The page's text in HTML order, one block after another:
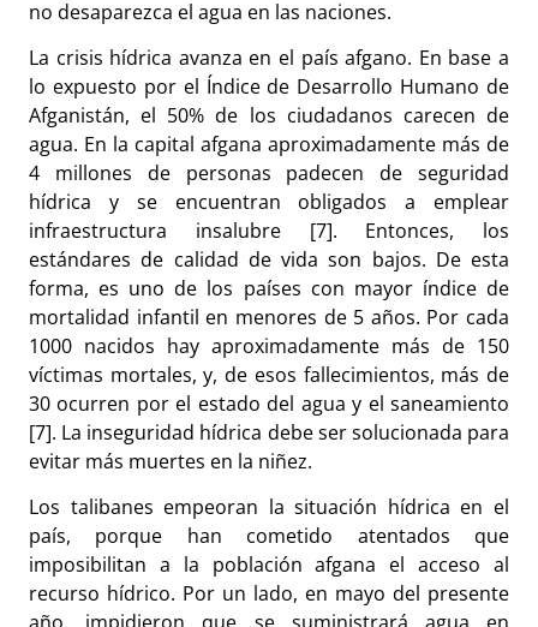
no desaparezca el agua en las naciones.
La crisis hídrica avanza en el país afgano. En base a
lo expuesto por el Índice de Desarrollo Humano de
Afganistán, el 50% de los ciudadanos carecen de
agua. En la capital afgana aproximadamente más de
4 millones de personas padecen de seguridad
hídrica y se encuentran obligados a emplear
infraestructura insalubre [7]. Entonces, los
estándares de calidad de vida son bajos. De esta
forma, es uno de los países con mayor índice de
mortalidad infantil en menores de 5 años. Por cada
1000 nacidos hay aproximadamente más de 150
víctimas mortales, y, de esos fallecimientos, más de
30 ocurren por el estado del agua y el saneamiento
[7]. La inseguridad hídrica debe ser solucionada para
evitar más muertes en la niñez.
Los talibanes empeoran la situación hídrica en el
país, porque han cometido atentados que
imposibilitan a la población afgana el acceso al
recurso hídrico. Por un lado, en mayo del presente